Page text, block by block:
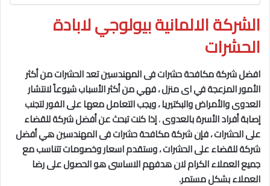
الشركة الالمانية بيولوجي لابادة
الحشرات
افضل شركة مكافحة حشرات فى المهندسينتعد الحشرات من أكثر
الأمور المزعجة في اى منزل ، فهي من أكثر الأسباب شيوعاً لانتشار
العدوى والأمراض والبكتيريا ، ويجب التعامل معها على الفور لتجنب
إصابة أفراد الأسرة بالعدوى،إذا كنت تبحث عن أفضل شركة للقضاء
على الحشرات ، فإن شركة مكافحة حشرات فى المهندسينهي أفضل
شركة للقضاء على الحشرات ، وستقدم اسعار وخصومات تتناسب مع
جميع العملاء الكرام لان هدفهم الاساسى هو الحصول على رضا
العملاء بشكل مستمر.